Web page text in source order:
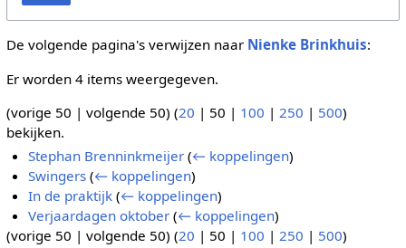
De volgende pagina's verwijzen naar Nienke Brinkhuis:
Er worden 4 items weergegeven.
(vorige 50 | volgende 50) (20 | 50 | 100 | 250 | 500)
bekijken.
Stephan Brenninkmeijer (← koppelingen)
Swingers (← koppelingen)
In de praktijk (← koppelingen)
Verjaardagen oktober (← koppelingen)
(vorige 50 | volgende 50) (20 | 50 | 100 | 250 | 500)